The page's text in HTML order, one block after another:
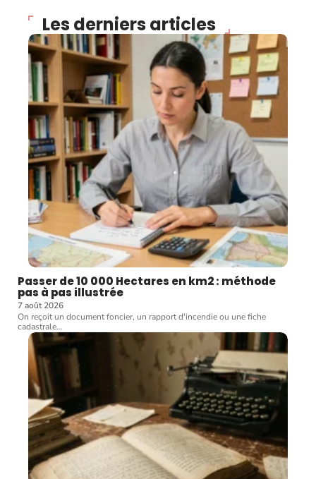
Les derniers articles
Passer de 10 000 Hectares en km2 : méthode
pas à pas illustrée
7 août 2026
On reçoit un document foncier, un rapport d'incendie ou une fiche
cadastrale…